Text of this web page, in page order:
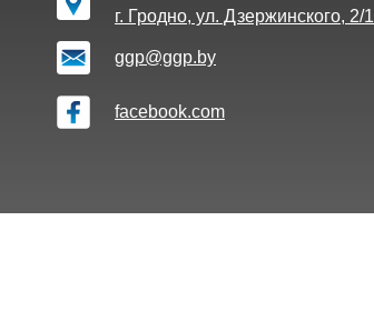
ggp@ggp.by
г. Гродно, ул. Дзержинского, 2/1
facebook.com